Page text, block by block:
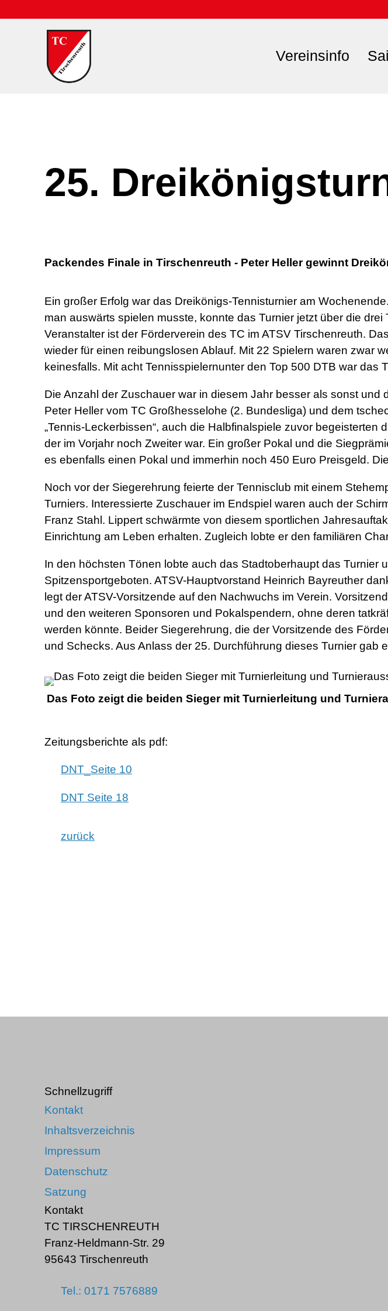
Vereinsinfo
25.
Packendes Finale in Tirschenreuth - Peter Heller gewinnt
Ein großer Erfolg war das Dreikönigs-Tennisturnier am
man auswärts spielen musste, konnte das Turnier jetzt über die
Veranstalter ist der Förderverein des TC im ATSV Tirschenreuth.
wieder für einen reibungslosen Ablauf. Mit 22 Spielern waren zwar
keinesfalls. Mit acht Tennisspielernunter den Top 500 DTB war das
Die Anzahl der Zuschauer war in diesem Jahr besser als sonst
Peter Heller vom TC Großhesselohe (2. Bundesliga) und dem
„Tennis-Leckerbissen“, auch die Halbfinalspiele zuvor
der im Vorjahr noch Zweiter war. Ein großer Pokal und die
es ebenfalls einen Pokal und immerhin noch 450 Euro Preisgeld.
Noch vor der Siegerehrung feierte der Tennisclub mit einem
Turniers. Interessierte Zuschauer im Endspiel waren auch der
Franz Stahl. Lippert schwärmte von diesem sportlichen
Einrichtung am Leben erhalten. Zugleich lobte er den familiären
In den höchsten Tönen lobte auch das Stadtoberhaupt das Turnier
Spitzensportgeboten. ATSV-Hauptvorstand Heinrich Bayreuther
legt der ATSV-Vorsitzende auf den Nachwuchs im Verein.
und den weiteren Sponsoren und Pokalspendern, ohne deren
werden könnte. Beider Siegerehrung, die der Vorsitzende des
und Schecks. Aus Anlass der 25. Durchführung dieses Turnier gab
Das Foto zeigt die beiden Sieger mit Turnierleitung und
Zeitungsberichte als pdf:
DNT_Seite 10
DNT Seite 18
zurück
Schnellzugriff
Kontakt
Inhaltsverzeichnis
Impressum
Datenschutz
Satzung
Kontakt
TC TIRSCHENREUTH
Franz-Heldmann-Str. 29
95643 Tirschenreuth
Tel.: 0171 7576889